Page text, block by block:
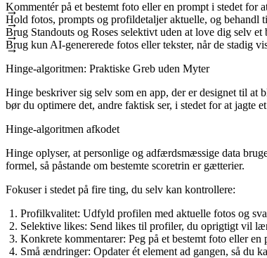
Kommentér på et bestemt foto eller en prompt i stedet for
Hold fotos, prompts og profildetaljer aktuelle, og behandl
Brug Standouts og Roses selektivt uden at love dig selv et
Brug kun AI-genererede fotos eller tekster, når de stadig
Hinge-algoritmen: Praktiske Greb uden Myter
Hinge beskriver sig selv som en app, der er designet til
bør du optimere det, andre faktisk ser, i stedet for at jagte
Hinge-algoritmen afkodet
Hinge oplyser, at personlige og adfærdsmæssige data
formel, så påstande om bestemte scoretrin er gætterier.
Fokuser i stedet på fire ting, du selv kan kontrollere:
Profilkvalitet: Udfyld profilen med aktuelle fotos og
Selektive likes: Send likes til profiler, du oprigtigt vil
Konkrete kommentarer: Peg på et bestemt foto eller en
Små ændringer: Opdater ét element ad gangen, så du